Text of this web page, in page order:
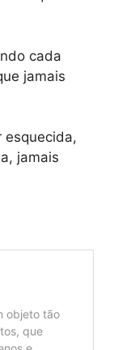
cada
jamais
esquecida,
jamais